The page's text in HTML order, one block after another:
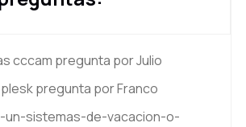
cccam pregunta por Julio
pregunta por Franco
un-sistemas-de-vacacion-o-